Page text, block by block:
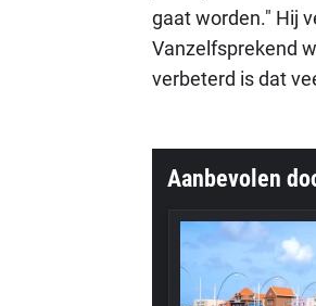
gaat worden." Hij
Vanzelfsprekend
verbeterd is dat
Aanbevolen